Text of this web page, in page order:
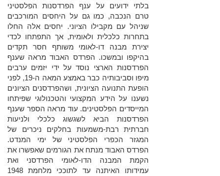
בלתי ידועים על ענף הפרדסנות הפלסטיני
טרם הנכבה, כמו גם על היחסים המורכבים
שניהל עם מקבילו הציוני. יחסים אלה החלו
בתחרות כלכלית ולאומית, אך התפתחו לכדי
יצירת מבנה דו-לאומי משותף חסר תקדים
בהיקפו ובמשכו. הפרדס האבוד מראה שענף
הפרדסנות הארצי נוסד על ידי יזמים ערבים
מיפו וסביבותיה כבר באמצע המאה ה-19, לפני
הופעת התנועה הציונית, ושהפרדסנים הציונים
נשענו על הידע המקצועי והטכנולוגי שפיתחו
המייסדים הפלסטינים. עוד מראה הספר שענף
הפרדסנות הביא לשגשוג כלכלי ולניעות
חברתית רבת-משמעות בחלקים ניכרים של
המגזר הכפרי הפלסטיני של ימי המנדט.
הפרדס האבוד מנתח את הגורמים שאפשרו את
הקמת המבנה הדו-לאומי הפרדסני ואת
עמידותו האיתנה עד לתוככי מלחמת 1948